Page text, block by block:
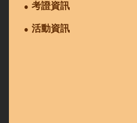
● 考證資訊
● 活動資訊